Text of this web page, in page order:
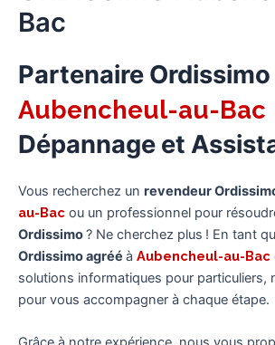
Bac
Partenaire Ordissimo
Aubencheul-au-Bac
Dépannage et
Vous recherchez un revendeur
au-Bac ou un professionnel pour
Ordissimo? Ne cherchez plus ! En tant
Ordissimo agréé à Aubencheul-au-Bac
solutions informatiques pour particuliers,
pour vous accompagner à chaque étape.